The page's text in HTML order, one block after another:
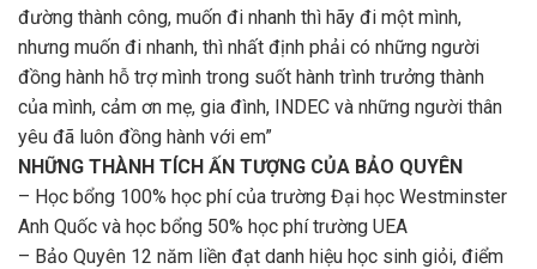
đường thành công, muốn đi nhanh thì hãy đi một mình,
nhưng muốn đi nhanh, thì nhất định phải có những người
đồng hành hỗ trợ mình trong suốt hành trình trưởng thành
của mình, cảm ơn mẹ, gia đình, INDEC và những người thân
yêu đã luôn đồng hành với em”
NHỮNG THÀNH TÍCH ẤN TƯỢNG CỦA BẢO QUYÊN
– Học bổng 100% học phí của trường Đại học Westminster
Anh Quốc và học bổng 50% học phí trường UEA
– Bảo Quyên 12 năm liền đạt danh hiệu học sinh giỏi, điểm